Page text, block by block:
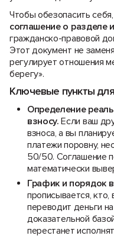
Чтобы обезопасить
соглашение о разделе
гражданско-правовой
Этот документ не
регулирует отношения
берегу».
Ключевые пункты
Определение
взносу. Если ваш
взноса, а вы
платежи поровну,
50/50. Соглашение
математически
График и порядок
прописывается, кто,
переводит деньги
доказательной
перестанет